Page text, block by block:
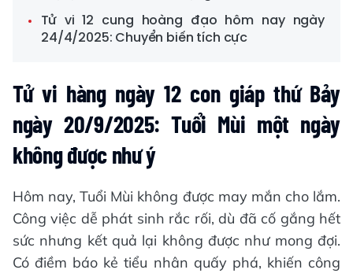
Tử vi 12 cung hoàng đạo hôm nay ngày
24/4/2025: Chuyển biến tích cực
Tử vi hàng ngày 12 con giáp thứ Bảy
ngày 20/9/2025: Tuổi Mùi một ngày
không được như ý
Hôm nay, Tuổi Mùi không được may mắn cho lắm.
Công việc dễ phát sinh rắc rối, dù đã cố gắng hết
sức nhưng kết quả lại không được như mong đợi.
Có điềm báo kẻ tiểu nhân quấy phá, khiến công